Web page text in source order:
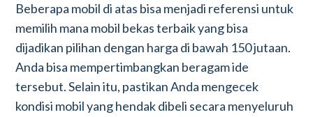
Beberapa mobil di atas bisa menjadi referensi untuk
memilih mana mobil bekas terbaik yang bisa
dijadikan pilihan dengan harga di bawah 150 jutaan.
Anda bisa mempertimbangkan beragam ide
tersebut. Selain itu, pastikan Anda mengecek
kondisi mobil yang hendak dibeli secara menyeluruh